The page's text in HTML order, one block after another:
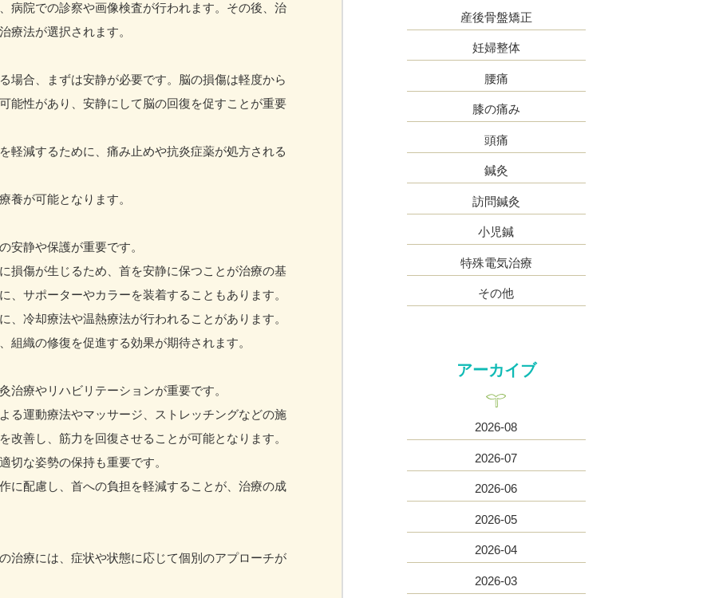
病院での診察や画像検査が行われます。その後、治
療法が選択されます。
場合、まずは安静が必要です。脳の損傷は軽度から
能性があり、安静にして脳の回復を促すことが重要
軽減するために、痛み止めや抗炎症薬が処方される
養が可能となります。
安静や保護が重要です。
損傷が生じるため、首を安静に保つことが治療の基
、サポーターやカラーを装着することもあります。
、冷却療法や温熱療法が行われることがあります。
組織の修復を促進する効果が期待されます。
治療やリハビリテーションが重要です。
る運動療法やマッサージ、ストレッチングなどの施
改善し、筋力を回復させることが可能となります。
切な姿勢の保持も重要です。
に配慮し、首への負担を軽減することが、治療の成
治療には、症状や状態に応じて個別のアプローチが
産後骨盤矯正
妊婦整体
腰痛
膝の痛み
頭痛
鍼灸
訪問鍼灸
小児鍼
特殊電気治療
その他
アーカイブ
2026-08
2026-07
2026-06
2026-05
2026-04
2026-03